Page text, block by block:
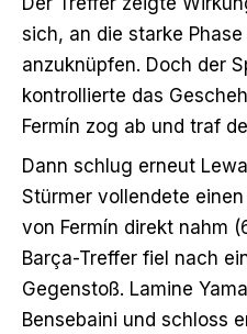
sich, an die starke
anzuknüpfen. Doch der
kontrollierte das
Fermín zog ab und traf
Dann schlug erneut
Stürmer vollendete
von Fermín direkt nahm
Barça-Treffer fiel nach
Gegenstoß. Lamine
Bensebaini und schloss